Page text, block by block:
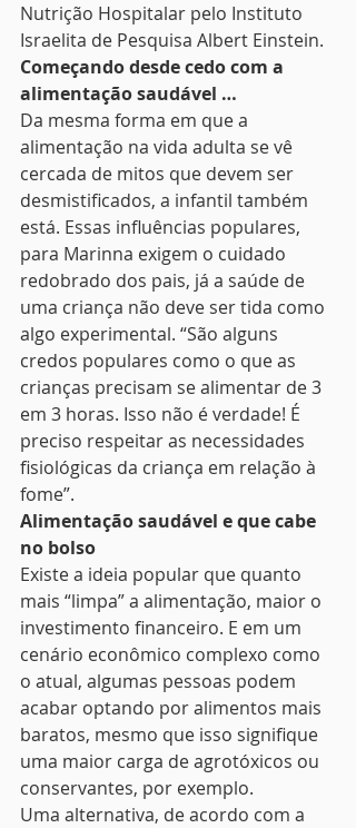
Nutrição Hospitalar pelo Instituto
Israelita de Pesquisa Albert Einstein.
Começando desde cedo com a
alimentação saudável …
Da mesma forma em que a
alimentação na vida adulta se vê
cercada de mitos que devem ser
desmistificados, a infantil também
está. Essas influências populares,
para Marinna exigem o cuidado
redobrado dos pais, já a saúde de
uma criança não deve ser tida como
algo experimental. “São alguns
credos populares como o que as
crianças precisam se alimentar de 3
em 3 horas. Isso não é verdade! É
preciso respeitar as necessidades
fisiológicas da criança em relação à
fome”.
Alimentação saudável e que cabe
no bolso
Existe a ideia popular que quanto
mais “limpa” a alimentação, maior o
investimento financeiro. E em um
cenário econômico complexo como
o atual, algumas pessoas podem
acabar optando por alimentos mais
baratos, mesmo que isso signifique
uma maior carga de agrotóxicos ou
conservantes, por exemplo.
Uma alternativa, de acordo com a